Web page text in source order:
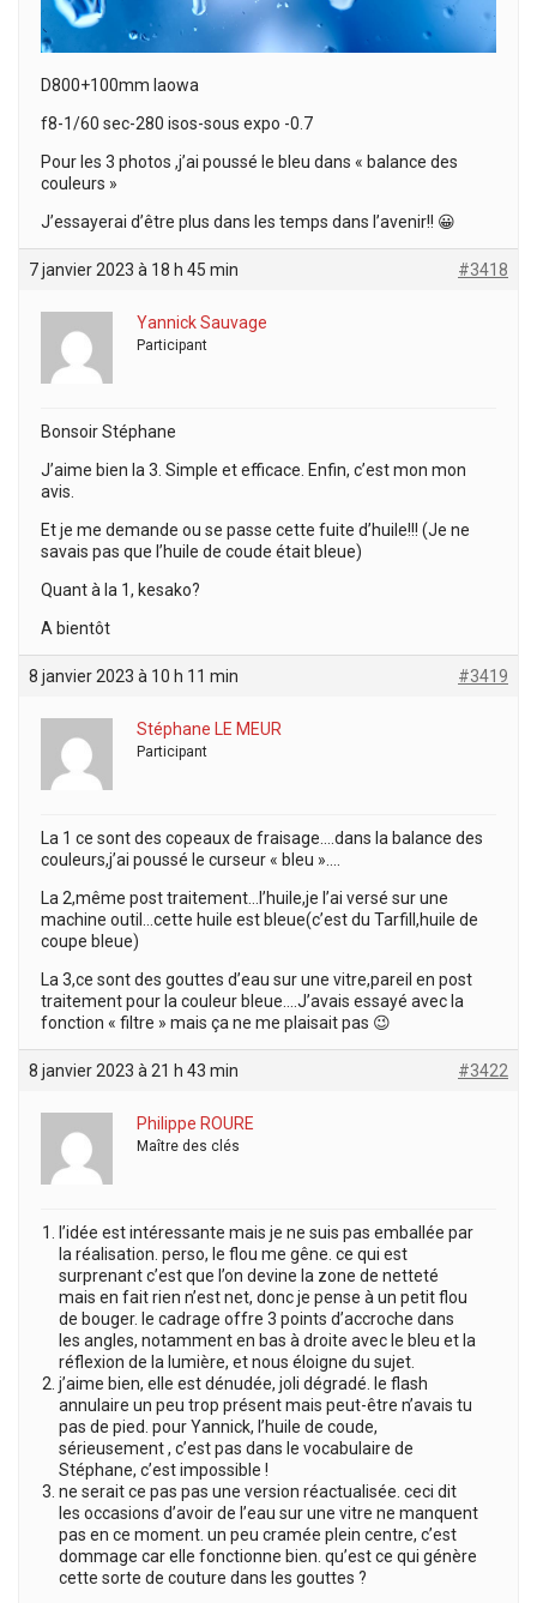
D800+100mm laowa
f8-1/60 sec-280 isos-sous expo -0.7
Pour les 3 photos ,j’ai poussé le bleu dans « balance des
couleurs »
J’essayerai d’être plus dans les temps dans l’avenir!! 😀
7 janvier 2023 à 18 h 45 min #3418
Yannick Sauvage
Participant
Bonsoir Stéphane
J’aime bien la 3. Simple et efficace. Enfin, c’est mon mon
avis.
Et je me demande ou se passe cette fuite d’huile!!! (Je ne
savais pas que l’huile de coude était bleue)
Quant à la 1, kesako?
A bientôt
8 janvier 2023 à 10 h 11 min #3419
Stéphane LE MEUR
Participant
La 1 ce sont des copeaux de fraisage….dans la balance des
couleurs,j’ai poussé le curseur « bleu »….
La 2,même post traitement…l’huile,je l’ai versé sur une
machine outil…cette huile est bleue(c’est du Tarfill,huile de
coupe bleue)
La 3,ce sont des gouttes d’eau sur une vitre,pareil en post
traitement pour la couleur bleue….J’avais essayé avec la
fonction « filtre » mais ça ne me plaisait pas 😉
8 janvier 2023 à 21 h 43 min #3422
Philippe ROURE
Maître des clés
l’idée est intéressante mais je ne suis pas emballée par
la réalisation. perso, le flou me gêne. ce qui est
surprenant c’est que l’on devine la zone de netteté
mais en fait rien n’est net, donc je pense à un petit flou
de bouger. le cadrage offre 3 points d’accroche dans
les angles, notamment en bas à droite avec le bleu et la
réflexion de la lumière, et nous éloigne du sujet.
j’aime bien, elle est dénudée, joli dégradé. le flash
annulaire un peu trop présent mais peut-être n’avais tu
pas de pied. pour Yannick, l’huile de coude,
sérieusement , c’est pas dans le vocabulaire de
Stéphane, c’est impossible !
ne serait ce pas pas une version réactualisée. ceci dit
les occasions d’avoir de l’eau sur une vitre ne manquent
pas en ce moment. un peu cramée plein centre, c’est
dommage car elle fonctionne bien. qu’est ce qui génère
cette sorte de couture dans les gouttes ?